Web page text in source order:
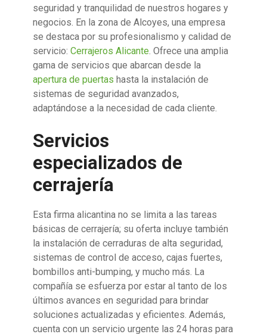
seguridad y tranquilidad de nuestros hogares y
negocios. En la zona de Alcoyes, una empresa
se destaca por su profesionalismo y calidad de
servicio: Cerrajeros Alicante . Ofrece una amplia
gama de servicios que abarcan desde la
apertura de puertas hasta la instalación de
sistemas de seguridad avanzados,
adaptándose a la necesidad de cada cliente.
Servicios
especializados de
cerrajería
Esta firma alicantina no se limita a las tareas
básicas de cerrajería; su oferta incluye también
la instalación de cerraduras de alta seguridad,
sistemas de control de acceso, cajas fuertes,
bombillos anti-bumping, y mucho más. La
compañía se esfuerza por estar al tanto de los
últimos avances en seguridad para brindar
soluciones actualizadas y eficientes. Además,
cuenta con un servicio urgente las 24 horas para